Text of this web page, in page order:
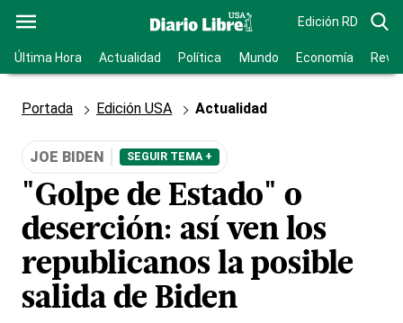
Edición RD
Última Hora Actualidad Política Mundo Economía
Portada Edición USA Actualidad
JOE BIDEN SEGUIR TEMA +
"Golpe de Estado" o
deserción: así ven los
republicanos la posible
salida de Biden